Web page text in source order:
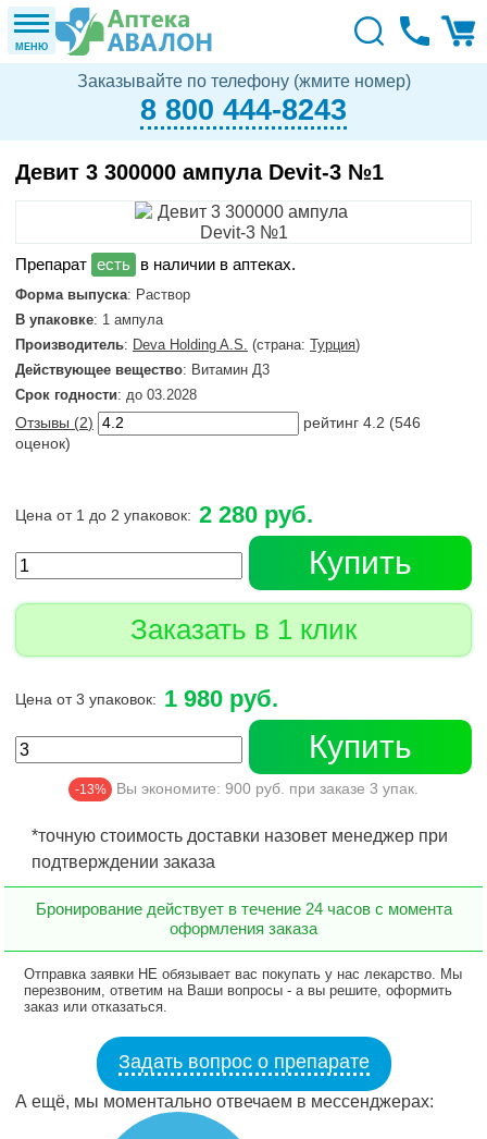
МЕНЮ
Заказывайте по телефону (жмите номер)
8 800 444-8243
Девит 3 300000 ампула Devit-3 №1
в наличии в аптеках.
Форма выпуска: Раствор
В упаковке: 1 ампула
Производитель: Deva Holding A.S. (страна: Турция)
Действующее вещество: Витамин Д3
Срок годности: до 03.2028
Отзывы (2) рейтинг 4.2 (546
оценок)
Цена от 1 до 2 упаковок: 2 280 руб.
Купить
Заказать в 1 клик
Цена от 3 упаковок: 1 980 руб.
Купить
-13% Вы экономите: 900 руб. при заказе 3 упак.
*точную стоимость доставки назовет менеджер при
подтверждении заказа
Бронирование действует в течение 24 часов с момента
оформления заказа
Отправка заявки НЕ обязывает вас покупать у нас лекарство. Мы
перезвоним, ответим на Ваши вопросы - а вы решите, оформить
заказ или отказаться.
Задать вопрос о препарате
А ещё, мы моментально отвечаем в мессенджерах: